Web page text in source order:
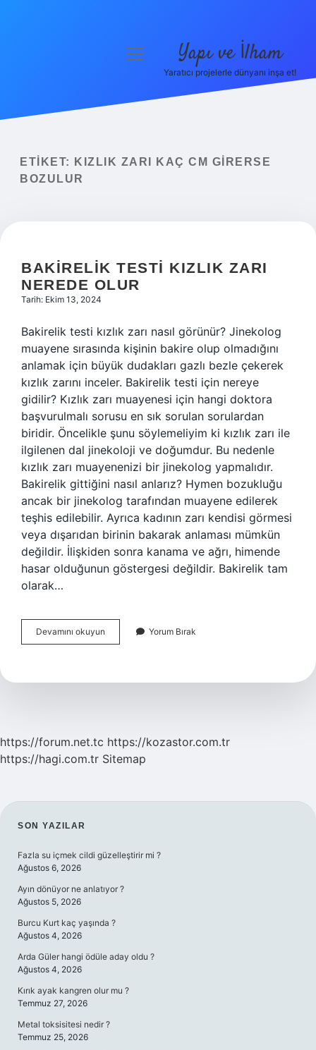
Yasal Uyarı
menüyü
Yapı ve İlham
Yaratıcı projelerle dünyanı inşa et!
ETIKET:
KIZLIK ZARI KAÇ CM GIRERSE
BOZULUR
BAKIRELIK TESTI KIZLIK ZARI
NEREDE OLUR
Tarih: Ekim 13, 2024
Bakirelik testi kızlık zarı nasıl görünür? Jinekolog
muayene sırasında kişinin bakire olup olmadığını
anlamak için büyük dudakları gazlı bezle çekerek
kızlık zarını inceler. Bakirelik testi için nereye
gidilir? Kızlık zarı muayenesi için hangi doktora
başvurulmalı sorusu en sık sorulan sorulardan
biridir. Öncelikle şunu söylemeliyim ki kızlık zarı ile
ilgilenen dal jinekoloji ve doğumdur. Bu nedenle
kızlık zarı muayenenizi bir jinekolog yapmalıdır.
Bakirelik gittiğini nasıl anlarız? Hymen bozukluğu
ancak bir jinekolog tarafından muayene edilerek
teşhis edilebilir. Ayrıca kadının zarı kendisi görmesi
veya dışarıdan birinin bakarak anlaması mümkün
değildir. İlişkiden sonra kanama ve ağrı, himende
hasar olduğunun göstergesi değildir. Bakirelik tam
olarak…
Devamını okuyun Bakirelik
Testi
Nerede
Yorum Bırak
https://forum.net.tc https://kozastor.com.tr
https://hagi.com.tr Sitemap
SIDEBAR
SON YAZILAR
Fazla su içmek cildi güzelleştirir mi ?
Ağustos 6, 2026
Ayın dönüyor ne anlatıyor ?
Ağustos 5, 2026
Burcu Kurt kaç yaşında ?
Ağustos 4, 2026
Arda Güler hangi ödüle aday oldu ?
Ağustos 4, 2026
Kırık ayak kangren olur mu ?
Temmuz 27, 2026
Metal toksisitesi nedir ?
Temmuz 25, 2026